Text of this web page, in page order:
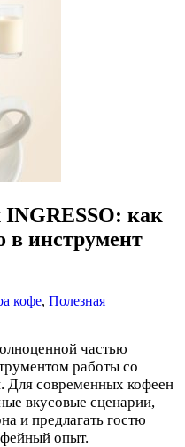
INGRESSO: как
в инструмент
кофе, Полезная
частью
работы со
Для современных кофеен
вкусовые сценарии,
и предлагать гостю
опыт.